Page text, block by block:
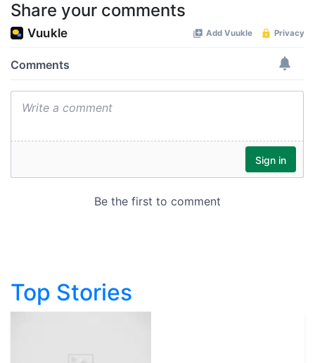
Share your comments
Top Stories